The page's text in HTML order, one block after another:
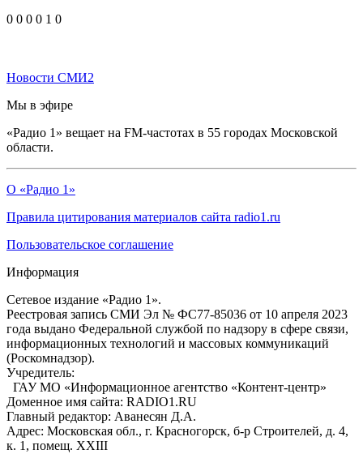
0 0 0 0 1 0
Новости СМИ2
Мы в эфире
«Радио 1» вещает на FM-частотах в 55 городах Московской
области.
О «Радио 1»
Правила цитирования материалов сайта radio1.ru
Пользовательское соглашение
Информация
Сетевое издание «Радио 1».
Реестровая запись СМИ Эл № ФС77-85036 от 10 апреля 2023
года выдано Федеральной службой по надзору в сфере связи,
информационных технологий и массовых коммуникаций
(Роскомнадзор).
Учредитель:
ГАУ МО «Информационное агентство «Контент-центр»
Доменное имя сайта: RADIO1.RU
Главный редактор: Аванесян Д.А.
Адрес: Московская обл., г. Красногорск, б-р Строителей, д. 4,
к. 1, помещ. XXIII